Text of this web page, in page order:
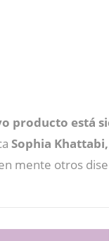
producto está
Sophia Khattabi,
mente otros